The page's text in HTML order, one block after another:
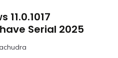
11.0.1017
Serial 2025